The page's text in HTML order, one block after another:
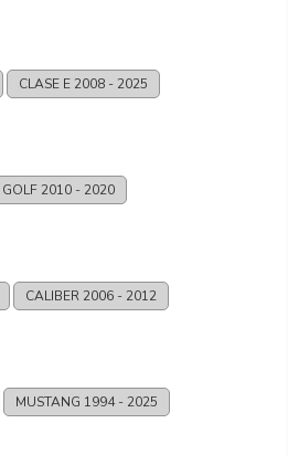
CLASE E 2008 - 2025
GOLF 2010 - 2020
CALIBER 2006 - 2012
MUSTANG 1994 - 2025